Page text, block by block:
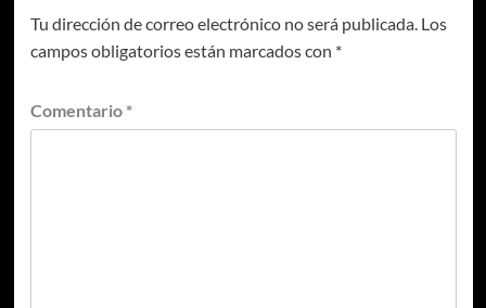
Tu dirección de correo electrónico no será publicada. Los
campos obligatorios están marcados con *
Comentario *